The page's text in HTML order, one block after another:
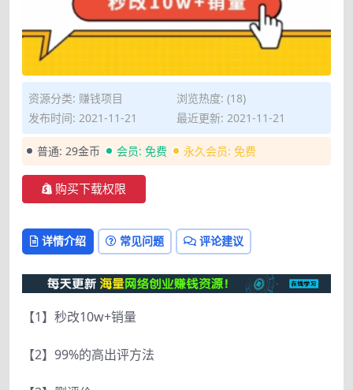
资源分类: 赚钱项目
浏览热度: (18)
发布时间: 2021-11-21
最近更新: 2021-11-21
普通: 29金币 会员: 免费 永久会员: 免费
购买下载权限
详情介绍 常见问题 评论建议
【1】秒改10w+销量
【2】99%的高出评方法